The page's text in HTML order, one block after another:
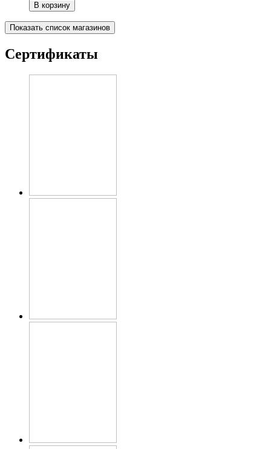
В корзину
Показать список магазинов
Сертификаты